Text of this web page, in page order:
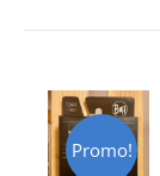
Promo!